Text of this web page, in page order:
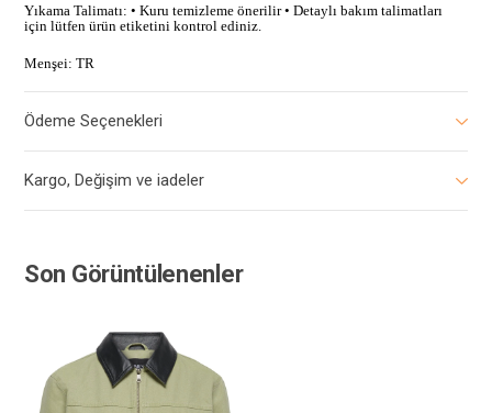
Yıkama Talimatı: • Kuru temizleme önerilir • Detaylı bakım talimatları
için lütfen ürün etiketini kontrol ediniz.
Menşei: TR
Ödeme Seçenekleri
Kargo, Değişim ve iadeler
Son Görüntülenenler